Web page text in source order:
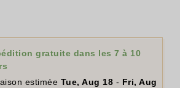
gratuite dans les 7 à 10
estimée Tue, Aug 18 - Fri, Aug